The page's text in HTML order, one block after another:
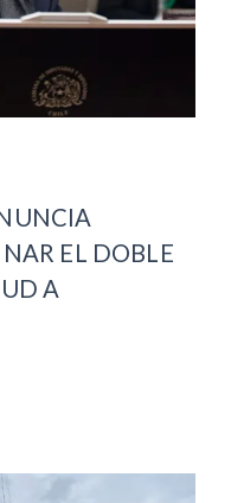
EL DOBLE
A